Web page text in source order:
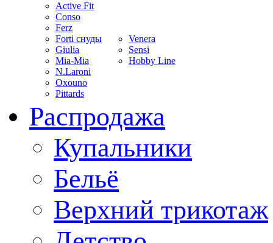
Active Fit
Conso
Ferz
Forti снуды
Giulia
Mia-Mia
N.Laroni
Oxouno
Pittards
Venera
Sensi
Hobby Line
Распродажа
Купальники
Бельё
Верхний трикотаж